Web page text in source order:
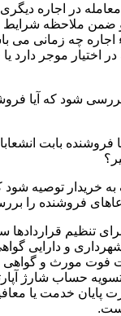
معامله در اجاره
ضمن ملاحظه شرایط
اجاره چه زمانی می
اختیار موجر دارد
بررسی شود که آیا
فروشنده بابت
به خریدار توصیه شود
فروشنده را
برای تنظیم قراردادها
و دارایی
مورث و گواهی
حساب شارژ
پایان خدمت یا